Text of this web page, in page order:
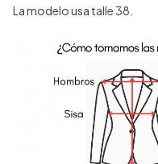
La modelo usa talle 38.